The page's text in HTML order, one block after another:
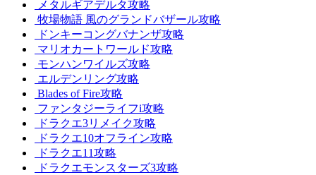
メタルギアデルタ攻略
牧場物語 風のグランドバザール攻略
ドンキーコングバナンザ攻略
マリオカートワールド攻略
モンハンワイルズ攻略
エルデンリング攻略
Blades of Fire攻略
ファンタジーライフi攻略
ドラクエ3リメイク攻略
ドラクエ10オフライン攻略
ドラクエ11攻略
ドラクエモンスターズ3攻略